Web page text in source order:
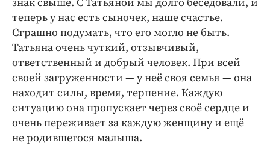
знак свыше. С Татьяной мы долго беседовали, и
теперь у нас есть сыночек, наше счастье.
Страшно подумать, что его могло не быть.
Татьяна очень чуткий, отзывчивый,
ответственный и добрый человек. При всей
своей загруженности — ​у неё своя семья — она
находит силы, время, терпение. Каждую
ситуацию она пропускает через своё сердце и
очень переживает за каждую женщину и ещё
не родившегося малыша.